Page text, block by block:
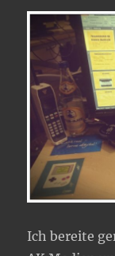
Ich bereite